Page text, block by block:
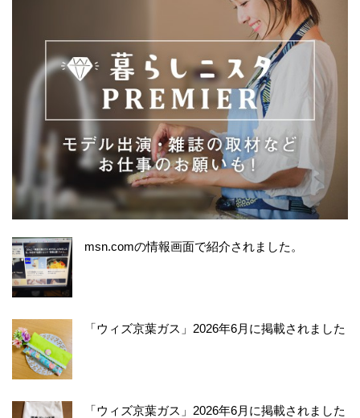
msn.comの情報画面で紹介されました。
「ウィズ京葉ガス」2026年6月に掲載されました
「ウィズ京葉ガス」2026年6月に掲載されました